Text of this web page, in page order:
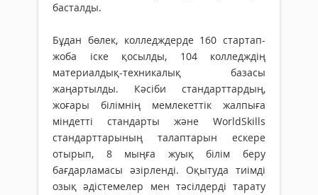
басталды.
Бұдан бөлек, колледждерде 160 стартап-
жоба іске қосылды, 104 колледждің
материалдық-техникалық базасы
жаңартылды. Кәсіби стандарттардың,
жоғары білімнің мемлекеттік жалпыға
міндетті стандарты және WorldSkills
стандарттарының талаптарын ескере
отырып, 8 мыңға жуық білім беру
бағдарламасы әзірленді. Оқытуда тиімді
озық әдістемелер мен тәсілдерді тарату